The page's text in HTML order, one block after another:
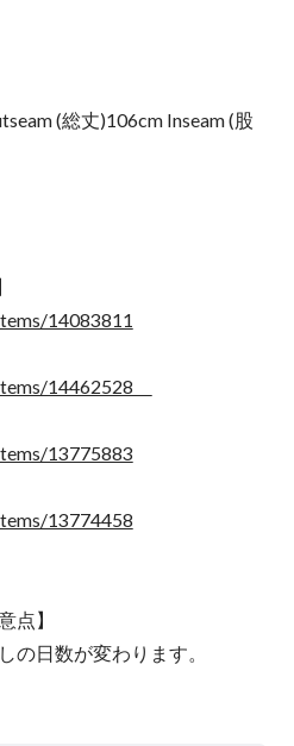
(総丈)106cm Inseam (股
14083811
14462528
13775883
13774458
点】
日数が変わります。